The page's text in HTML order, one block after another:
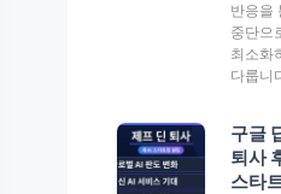
반응을
중단으
최소화
다룹니
구글
퇴사
스타